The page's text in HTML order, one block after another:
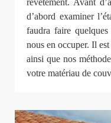
d’abord examiner
faudra faire
nous en occuper. Il
ainsi que nos
votre matériau de